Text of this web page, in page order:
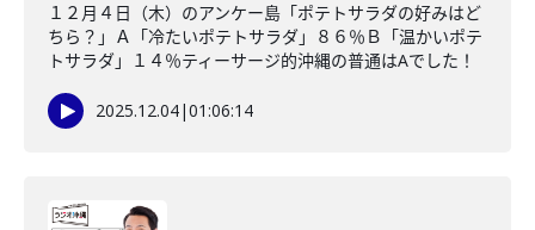
１２月４日（木）のアンケー島「ポテトサラダの好みはど
ちら？」Ａ「冷たいポテトサラダ」８６％Ｂ「温かいポテ
トサラダ」１４％ティーサージ的沖縄の普通はAでした！
2025.12.04|01:06:14